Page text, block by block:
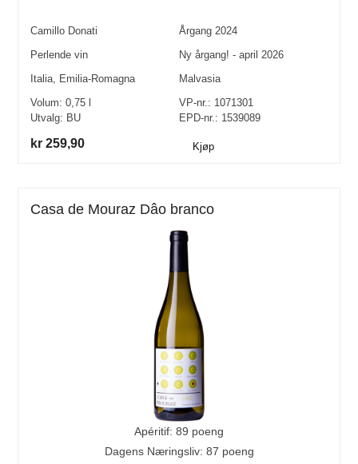
Camillo Donati Årgang 2024
Perlende vin
Ny årgang! - april 2026
Italia, Emilia-Romagna
Malvasia
Volum:0,75
Utvalg: BU
VP-nr.: 1071301
EPD-nr.: 1539089
kr 259,90 Kjøp
Casa de Mouraz Dâo branco
Apéritif: 89 poeng
Dagens Næringsliv: 87 poeng